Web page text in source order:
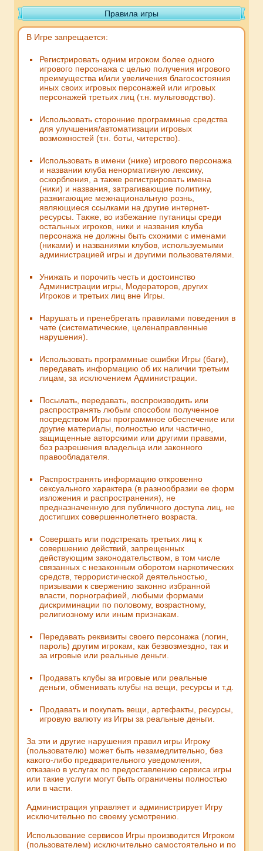
Правила игры
В Игре запрещается:
Регистрировать одним игроком более одного
игрового персонажа с целью получения игрового
преимущества и/или увеличения благосостояния
иных своих игровых персонажей или игровых
персонажей третьих лиц (т.н. мультоводство).
Использовать сторонние программные средства
для улучшения/автоматизации игровых
возможностей (т.н. боты, читерство).
Использовать в имени (нике) игрового персонажа
и названии клуба ненормативную лексику,
оскорбления, а также регистрировать имена
(ники) и названия, затрагивающие политику,
разжигающие межнациональную рознь,
являющиеся ссылками на другие интернет-
ресурсы. Также, во избежание путаницы среди
остальных игроков, ники и названия клуба
персонажа не должны быть схожими с именами
(никами) и названиями клубов, используемыми
администрацией игры и другими пользователями.
Унижать и порочить честь и достоинство
Администрации игры, Модераторов, других
Игроков и третьих лиц вне Игры.
Нарушать и пренебрегать правилами поведения в
чате (систематические, целенаправленные
нарушения).
Использовать программные ошибки Игры (баги),
передавать информацию об их наличии третьим
лицам, за исключением Администрации.
Посылать, передавать, воспроизводить или
распространять любым способом полученное
посредством Игры программное обеспечение или
другие материалы, полностью или частично,
защищенные авторскими или другими правами,
без разрешения владельца или законного
правообладателя.
Распространять информацию откровенно
сексуального характера (в разнообразии ее форм
изложения и распространения), не
предназначенную для публичного доступа лиц, не
достигших совершеннолетнего возраста.
Совершать или подстрекать третьих лиц к
совершению действий, запрещенных
действующим законодательством, в том числе
связанных с незаконным оборотом наркотических
средств, террористической деятельностью,
призывами к свержению законно избранной
власти, порнографией, любыми формами
дискриминации по половому, возрастному,
религиозному или иным признакам.
Передавать реквизиты своего персонажа (логин,
пароль) другим игрокам, как безвозмездно, так и
за игровые или реальные деньги.
Продавать клубы за игровые или реальные
деньги, обменивать клубы на вещи, ресурсы и т.д.
Продавать и покупать вещи, артефакты, ресурсы,
игровую валюту из Игры за реальные деньги.
За эти и другие нарушения правил игры Игроку
(пользователю) может быть незамедлительно, без
какого-либо предварительного уведомления,
отказано в услугах по предоставлению сервиса игры
или такие услуги могут быть ограничены полностью
или в части.
Администрация управляет и администрирует Игру
исключительно по своему усмотрению.
Использование сервисов Игры производится Игроком
(пользователем) исключительно самостоятельно и по